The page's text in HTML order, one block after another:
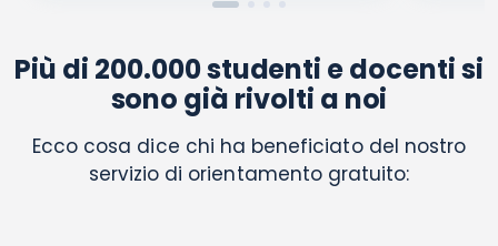
Più di 200.000 studenti e docenti si
sono già rivolti a noi
Ecco cosa dice chi ha beneficiato del nostro
servizio di orientamento gratuito: